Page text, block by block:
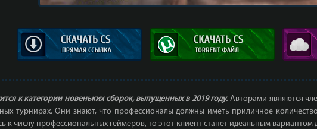
к категории новеньких сборок, выпущенных в 2019 году. Авторами являются
турнирах. Они знают, что профессионалы должны иметь приличное
к числу профессиональных геймеров, то этот клиент станет идеальным